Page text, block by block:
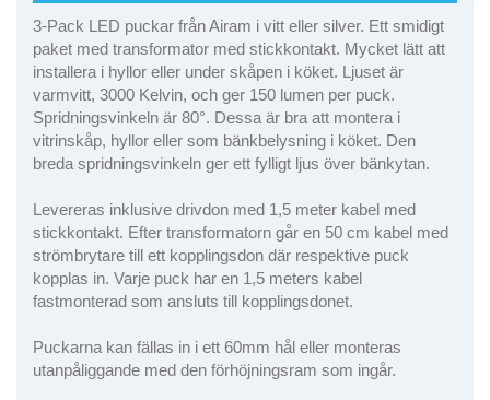
3-Pack LED puckar från Airam i vitt eller silver. Ett smidigt
paket med transformator med stickkontakt. Mycket lätt att
installera i hyllor eller under skåpen i köket. Ljuset är
varmvitt, 3000 Kelvin, och ger 150 lumen per puck.
Spridningsvinkeln är 80°. Dessa är bra att montera i
vitrinskåp, hyllor eller som bänkbelysning i köket. Den
breda spridningsvinkeln ger ett fylligt ljus över bänkytan.
Levereras inklusive drivdon med 1,5 meter kabel med
stickkontakt. Efter transformatorn går en 50 cm kabel med
strömbrytare till ett kopplingsdon där respektive puck
kopplas in. Varje puck har en 1,5 meters kabel
fastmonterad som ansluts till kopplingsdonet.
Puckarna kan fällas in i ett 60mm hål eller monteras
utanpåliggande med den förhöjningsram som ingår.